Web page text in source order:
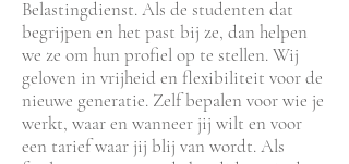
Belastingdienst. Als de studenten dat
begrijpen en het past bij ze, dan helpen
we ze om hun profiel op te stellen. Wij
geloven in vrijheid en flexibiliteit voor de
nieuwe generatie. Zelf bepalen voor wie je
werkt, waar en wanneer jij wilt en voor
een tarief waar jij blij van wordt. Als